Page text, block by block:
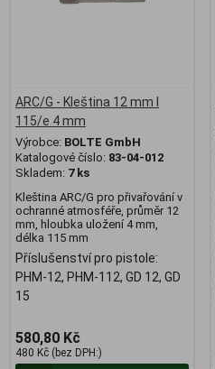
ARC/G - Kleština 12 mm l
115/e 4 mm
Výrobce: BOLTE GmbH
Katalogové číslo: 83-04-012
Skladem: 7 ks
Kleština ARC/G pro přivařování v
ochranné atmosféře, průměr 12
mm, hloubka uložení 4 mm,
délka 115 mm
Příslušenství pro pistole:
PHM-12, PHM-112, GD 12, GD
15
580,80 Kč
480 Kč (bez DPH:)